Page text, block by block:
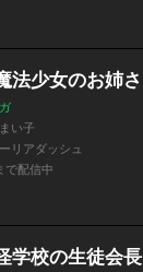
い子
リアダッシュ
で配信中
学校の生徒会長